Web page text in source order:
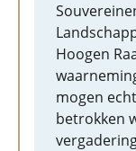
Hoogen
mogen
betrokken